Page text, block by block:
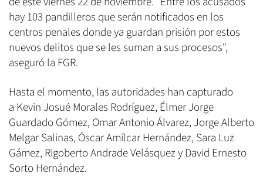
hay 103 pandilleros que serán notificados en los
centros penales donde ya guardan prisión por estos
nuevos delitos que se les suman a sus procesos",
aseguró la FGR.
Hasta el momento, las autoridades han capturado
a Kevin Josué Morales Rodríguez, Élmer Jorge
Guardado Gómez, Omar Antonio Álvarez, Jorge Alberto
Melgar Salinas, Óscar Amílcar Hernández, Sara Luz
Gámez, Rigoberto Andrade Velásquez y David Ernesto
Sorto Hernández.